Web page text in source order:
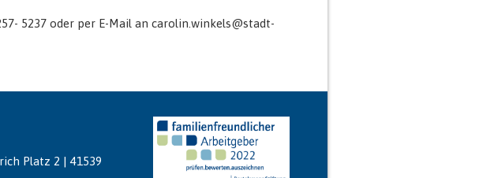
5237 oder per E-Mail an carolin.winkels@stadt-
Platz 2 | 41539